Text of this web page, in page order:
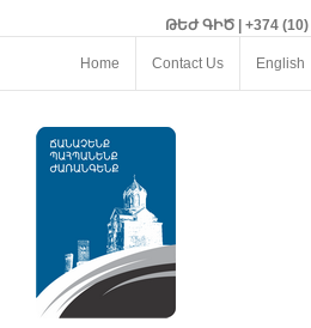
ԹԵԺ ԳԻԾ | +374 (10)
Home Contact Us English